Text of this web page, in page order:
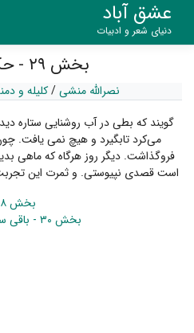
عشق آباد
دنیای شعر و ادبیات
بخش ۲۹ - حکایت بط
نصرالله منشی/کلیله و
گویند که بطی در آب روشنایی ستاره
می‌کرد تابگیرد و هیچ نمی یافت.
فروگذاشت. دیگر روز هرگاه که ماهی
است قصدی نپیوستی. و ثمرت این
بخش ۲۸
بخش ۳۰ - باقی سخنان شنزبه